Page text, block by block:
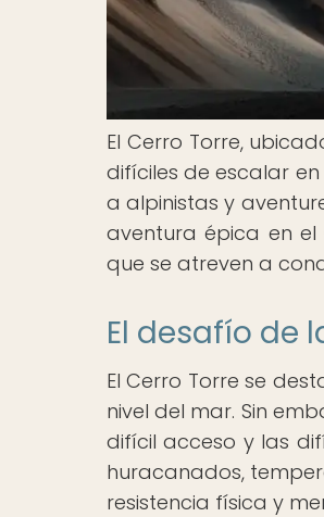
El Cerro Torre,
difíciles de escalar
a alpinistas y
aventura épica en el
que se atreven a
El desafío de
El Cerro Torre se
nivel del mar. Sin
difícil acceso y las
huracanados,
resistencia física y